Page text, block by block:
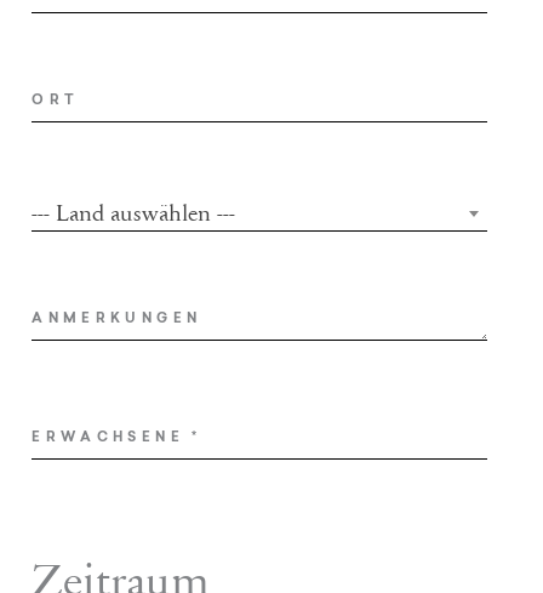
ORT
COUNTRY
--- Land auswählen ---
ANMERKUNGEN
ERWACHSENE *
Zeitraum